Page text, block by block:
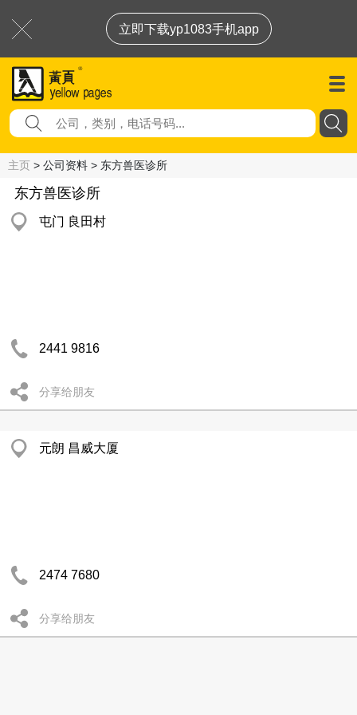
立即下载yp1083手机app
主页 > 公司资料 > 东方兽医诊所
东方兽医诊所
屯门 良田村
2441 9816
分享给朋友
元朗 昌威大厦
2474 7680
分享给朋友